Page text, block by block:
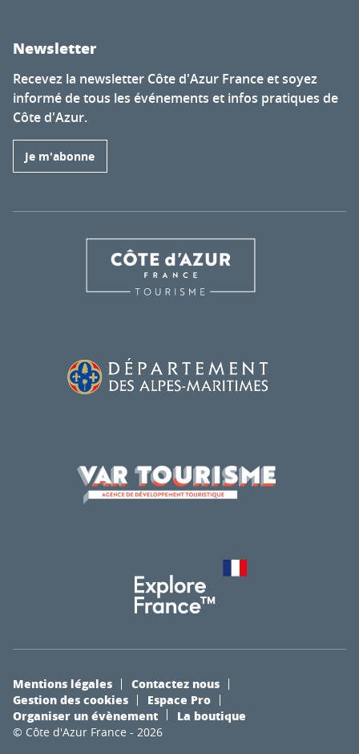
Newsletter
Recevez la newsletter Côte d'Azur France et soyez
informé de tous les événements et infos pratiques de
Côte d'Azur.
Je m'abonne
© Côte d'Azur France - 2026
Mentions légales
Contactez nous
Gestion des cookies
Espace Pro
Organiser un évènement
La boutique